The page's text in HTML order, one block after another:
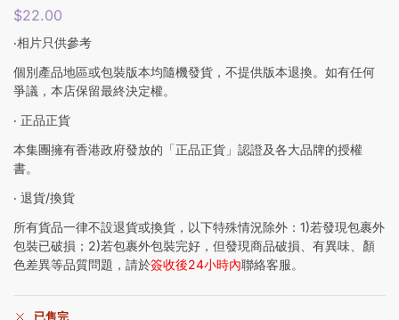
$22.00
‧相片只供參考
個別產品地區或包裝版本均隨機發貨，不提供版本退換。如有任何
爭議，本店保留最終決定權。
‧ 正品正貨
本集團擁有香港政府發放的「正品正貨」認證及各大品牌的授權
書。
‧ 退貨/換貨
所有貨品一律不設退貨或換貨，以下特殊情況除外：1)若發現包裹外
包裝已破損；2)若包裹外包裝完好，但發現商品破損、有異味、顏
色差異等品質問題，請於簽收後24小時內聯絡客服。
已售完